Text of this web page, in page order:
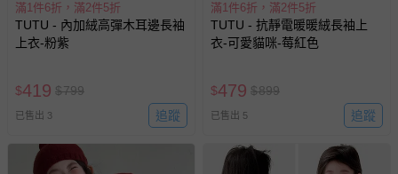
滿1件6折，滿2件5折
TUTU - 內加絨高彈木耳邊長袖
上衣-粉紫
$419 $799
已售出 3 追蹤
滿1件6折，滿2件5折
TUTU - 抗靜電暖暖絨長袖上
衣-可愛貓咪-莓紅色
$479 $899
已售出 5 追蹤